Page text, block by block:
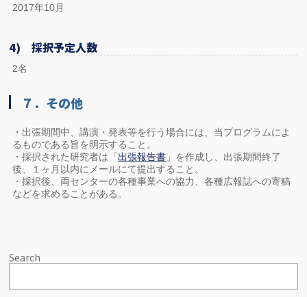
2017年10月
4) 採択予定人数
2名
７．その他
・出張期間中、講演・発表等を行う場合には、当プログラムによ
るものである旨を明示すること。
・採択された研究者は「出張報告書 」を作成し、出張期間終了
後、１ヶ月以内にメールにて提出すること。
・採択後、両センターの各種事業への協力、各種広報誌への寄稿
などを求めることがある。
Search